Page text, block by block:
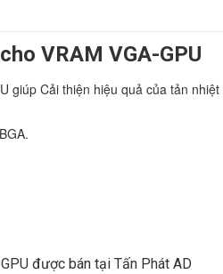
VRAM VGA-GPU
giúp Cải thiện hiệu quả của tản
được bán tại Tấn Phát AD